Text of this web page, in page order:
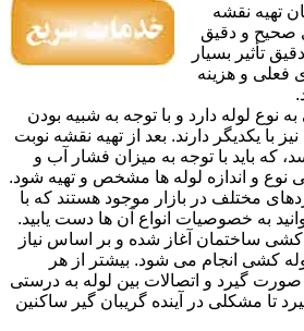
تهیه نقشه
صحیح و دقیق
تأثیر بسیار
فعلی و هزینه
لوله دارد و با توجه به شبیه بودن
با یکدیگر دارند. بعد از تهیه نقشه نوبت
که باید با توجه به میزان فشار آب و
و اندازه لوله ها مشخص و تهیه شود.
مختلف در بازار موجود هستند که با
به خصوصیات انواع آن ها دست یابید.
کشی ساختمان آغاز شده و بر اساس نیاز
کشی انجام می شود. بیشتر از هر
صورت گیرد و اتصالات بین لوله به درستی
مشکلی در آینده گریبان گیر ساکنین